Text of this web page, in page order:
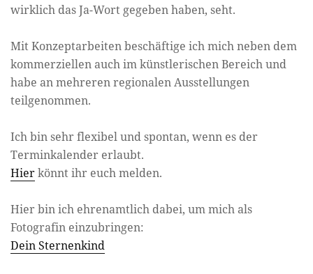
wirklich das Ja-Wort gegeben haben, seht.
Mit Konzeptarbeiten beschäftige ich mich neben dem
kommerziellen auch im künstlerischen Bereich und
habe an mehreren regionalen Ausstellungen
teilgenommen.
Ich bin sehr flexibel und spontan, wenn es der
Terminkalender erlaubt.
Hierkönnt ihr euch melden.
Hier bin ich ehrenamtlich dabei, um mich als
Fotografin einzubringen:
Dein Sternenkind